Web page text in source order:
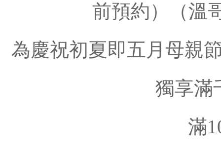
前預約）（溫
為慶祝初夏即五月母親
獨享滿
滿